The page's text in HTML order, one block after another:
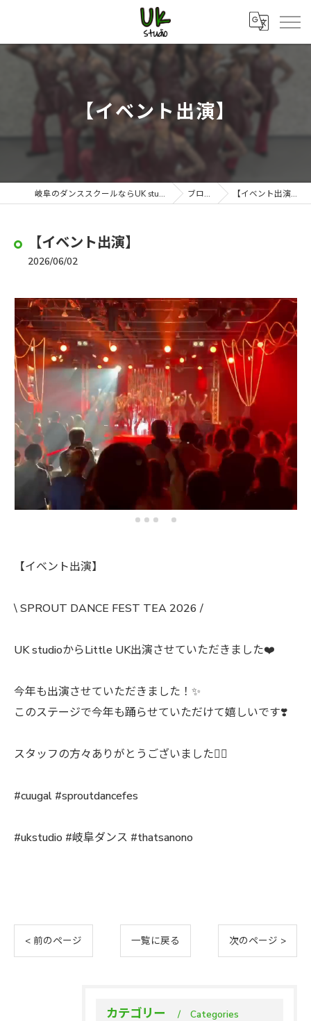
【イベント出演】
岐阜のダンススクールならUK studio ブログ 【イベント出演】
【イベント出演】
2026/06/02
【イベント出演】
\ SPROUT DANCE FEST TEA 2026 /
UK studioからLittle UK出演させていただきました❤️
今年も出演させていただきました！✨
このステージで今年も踊らせていただけて嬉しいです❣️
スタッフの方々ありがとうございました🙇‍♀️
#cuugal #sproutdancefes
#ukstudio #岐阜ダンス #thatsanono
< 前のページ 一覧に戻る 次のページ >
カテゴリー Categories